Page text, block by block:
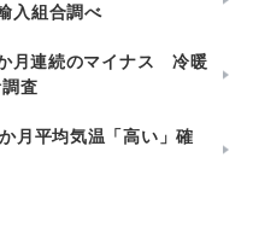
入組合調べ
月連続のマイナス 冷暖
査
月平均気温「高い」確